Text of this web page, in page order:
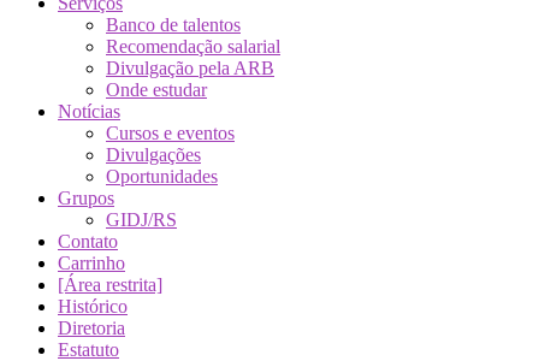
Banco de talentos
Recomendação salarial
Divulgação pela ARB
Onde estudar
Notícias
Cursos e eventos
Divulgações
Oportunidades
Grupos
GIDJ/RS
Contato
Carrinho
[Área restrita]
Histórico
Diretoria
Estatuto